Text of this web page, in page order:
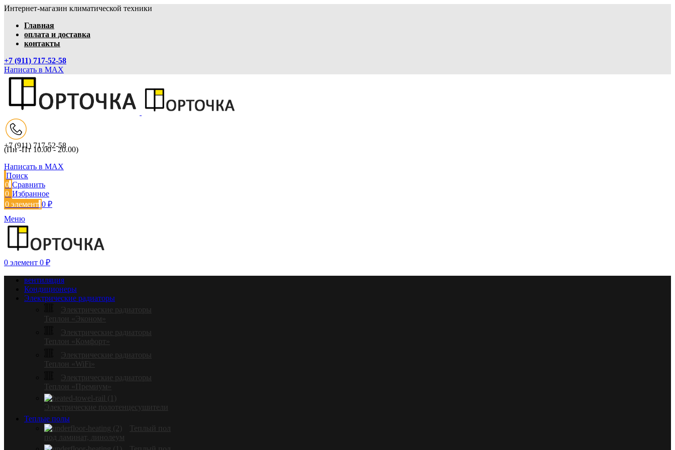
Интернет-магазин климатической техники
Главная
оплата и доставка
контакты
+7 (911) 717-52-58
Написать в MAX
+7 (911) 717-52-58
(Пн -Пт 10.00 - 20.00)
Написать в MAX
Поиск
0 Сравнить
0 Избранное
0 элемент 0 ₽
Меню
0 элемент 0 ₽
вентиляция
Кондиционеры
Электрические радиаторы
Электрические радиаторы
Теплон «Эконом»
Электрические радиаторы
Теплон «Комфорт»
Электрические радиаторы
Теплон «WiFi»
Электрические радиаторы
Теплон «Премиум»
Электрические полотенцесушители
Теплые полы
Теплый пол
под ламинат, линолеум